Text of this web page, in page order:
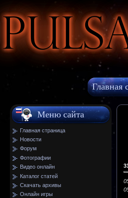
Главная
МКС
Меню сайта
Главная страница
Новости
Форум
Фотографии
Видео онлайн
Каталог статей
Скачать архивы
Онлайн игры